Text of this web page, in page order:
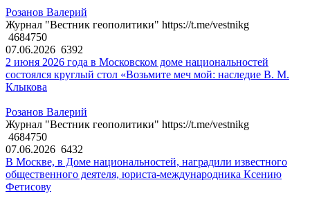
Розанов Валерий
Журнал "Вестник геополитики" https://t.me/vestnikg
4684750
07.06.2026 6392
2 июня 2026 года в Московском доме национальностей
состоялся круглый стол «Возьмите меч мой: наследие В. М.
Клыкова
Розанов Валерий
Журнал "Вестник геополитики" https://t.me/vestnikg
4684750
07.06.2026 6432
В Москве, в Доме национальностей, наградили известного
общественного деятеля, юриста-международника Ксению
Фетисову